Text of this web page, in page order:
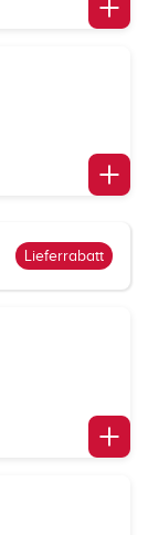
Lieferrabatt